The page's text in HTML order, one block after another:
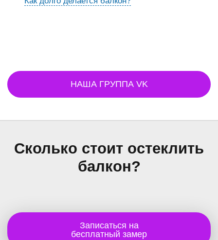
НАША ГРУППА VK
Сколько стоит остеклить
балкон?
Записаться на
бесплатный замер